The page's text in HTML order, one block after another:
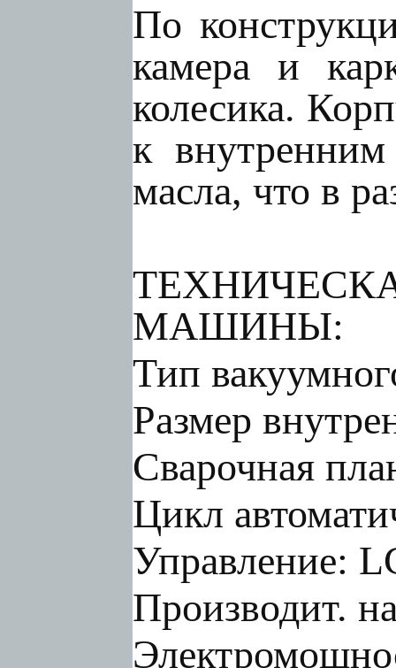
По
камера и
колесика.
к
масла, что в
МАШИНЫ:
Тип
Размер
Сварочная
Цикл
Управление:
Производит.